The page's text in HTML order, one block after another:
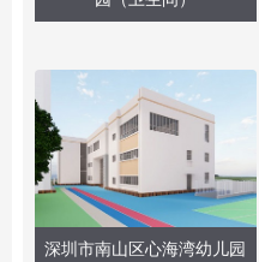
深圳市南山区心海湾幼儿园